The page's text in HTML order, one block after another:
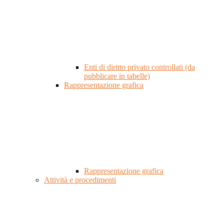
Enti di diritto privato controllati (da
pubblicare in tabelle)
Rappresentazione grafica
Rappresentazione grafica
Attività e procedimenti